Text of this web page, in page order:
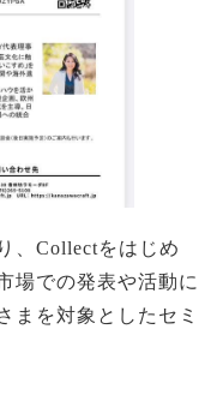
、Collectをはじめ
場での発表や活動に
まを対象としたセミ